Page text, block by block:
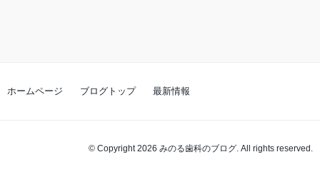
ホームページ ブログトップ 最新情報
© Copyright 2026 みのる歯科のブログ. All rights reserved.